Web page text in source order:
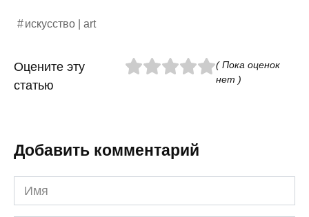
искусство | art
Оцените эту
статью
( Пока оценок
нет )
Добавить комментарий
Имя
*